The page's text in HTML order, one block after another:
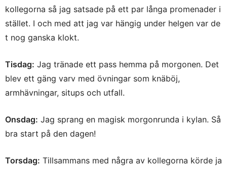
kollegorna så jag satsade på ett par långa promenader i
stället. I och med att jag var hängig under helgen var de
t nog ganska klokt.
Tisdag: Jag tränade ett pass hemma på morgonen. Det
blev ett gäng varv med övningar som knäböj,
armhävningar, situps och utfall.
Onsdag: Jag sprang en magisk morgonrunda i kylan. Så
bra start på den dagen!
Torsdag: Tillsammans med några av kollegorna körde ja